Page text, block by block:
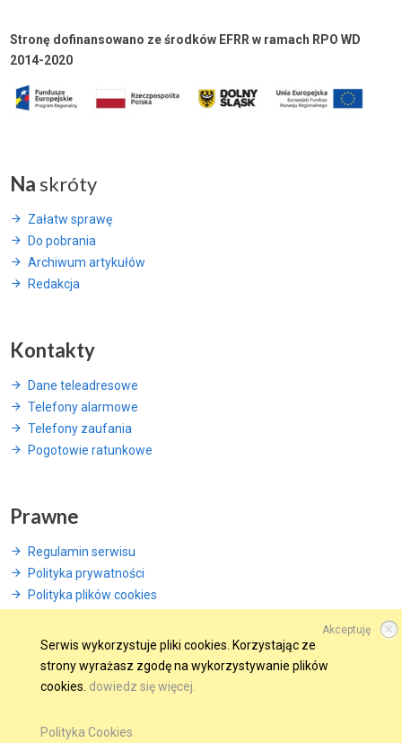
Stronę dofinansowano ze środków EFRR w ramach RPO WD
2014-2020
Na skróty
Załatw sprawę
Do pobrania
Archiwum artykułów
Redakcja
Kontakty
Dane teleadresowe
Telefony alarmowe
Telefony zaufania
Pogotowie ratunkowe
Prawne
Regulamin serwisu
Polityka prywatności
Polityka plików cookies
© 2015 Wszelkie prawa zastrzeżone.
GMINA W SIECIOBSERWUJ NAS NA
Akceptuję
Serwis wykorzystuje pliki cookies. Korzystając ze
strony wyrażasz zgodę na wykorzystywanie plików
cookies. dowiedz się więcej.
Polityka Cookies